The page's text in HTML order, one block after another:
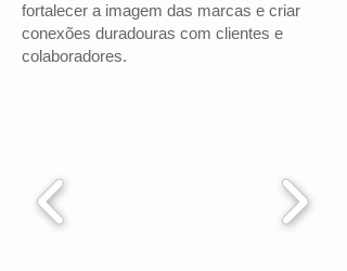
fortalecer a imagem das marcas e criar
conexões duradouras com clientes e
colaboradores.